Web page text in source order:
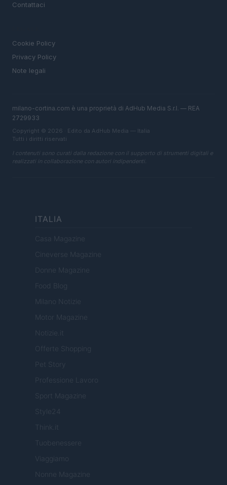
Contattaci
Cookie Policy
Privacy Policy
Note legali
milano-cortina.com è una proprietà di AdHub Media S.r.l. — REA
2729933
Copyright © 2026 · Edito da AdHub Media — Italia
Tutti i diritti riservati
I contenuti sono curati dalla redazione con il supporto di strumenti digitali e
realizzati in collaborazione con autori indipendenti.
ITALIA
Casa Magazine
Cineverse Magazine
Donne Magazine
Food Blog
Milano Notizie
Motor Magazine
Notizie.it
Offerte Shopping
Pet Story
Professione Lavoro
Sport Magazine
Style24
Think.it
Tuobenessere
Viaggiamo
Nonne Magazine